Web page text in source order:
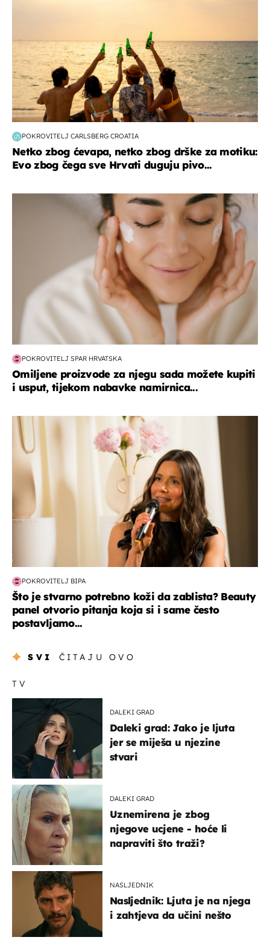
POKROVITELJ CARLSBERG CROATIA
Netko zbog ćevapa, netko zbog drške za motiku:
Evo zbog čega sve Hrvati duguju pivo...
moda & ljepota
POKROVITELJ SPAR HRVATSKA
Omiljene proizvode za njegu sada možete kupiti
i usput, tijekom nabavke namirnica...
moda & ljepota
POKROVITELJ BIPA
Što je stvarno potrebno koži da zablista? Beauty
panel otvorio pitanja koja si i same često
postavljamo...
SVI ČITAJU OVO
TV
DALEKI GRAD
Daleki grad: Jako je ljuta
jer se miješa u njezine
stvari
DALEKI GRAD
Uznemirena je zbog
njegove ucjene - hoće li
napraviti što traži?
NASLJEDNIK
Nasljednik: Ljuta je na njega
i zahtjeva da učini nešto